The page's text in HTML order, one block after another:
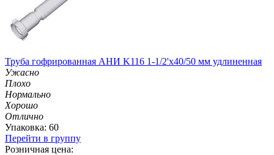
Труба гофрированная АНИ K116 1-1/2'х40/50 мм удлиненная
Ужасно
Плохо
Нормально
Хорошо
Отлично
Упаковка: 60
Перейти в группу
Розничная цена: